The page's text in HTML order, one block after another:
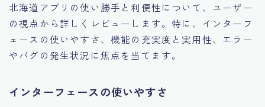
北海道アプリの使い勝手と利便性について、ユーザー
の視点から詳しくレビューします。特に、インターフ
ェースの使いやすさ、機能の充実度と実用性、エラー
やバグの発生状況に焦点を当てます。
インターフェースの使いやすさ